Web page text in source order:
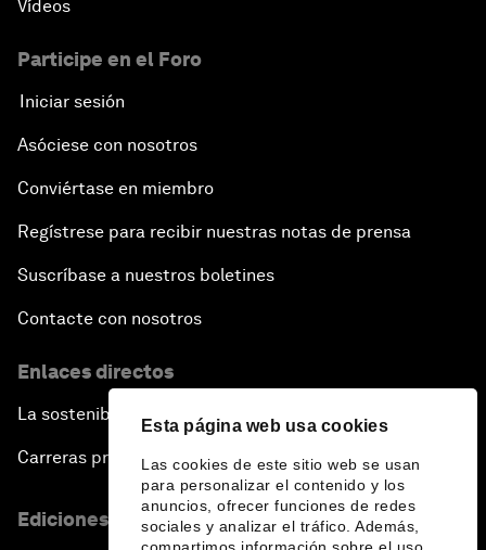
Esta página web usa cookies
Las cookies de este sitio web se usan
para personalizar el contenido y los
anuncios, ofrecer funciones de redes
sociales y analizar el tráfico. Además,
Vídeos
Participe en el Foro
Iniciar sesión
Asóciese con nosotros
Conviértase en miembro
Regístrese para recibir nuestras notas de prensa
Suscríbase a nuestros boletines
Contacte con nosotros
Enlaces directos
La sostenibilidad en el Foro
Carreras profesionales
Ediciones en otros idiomas